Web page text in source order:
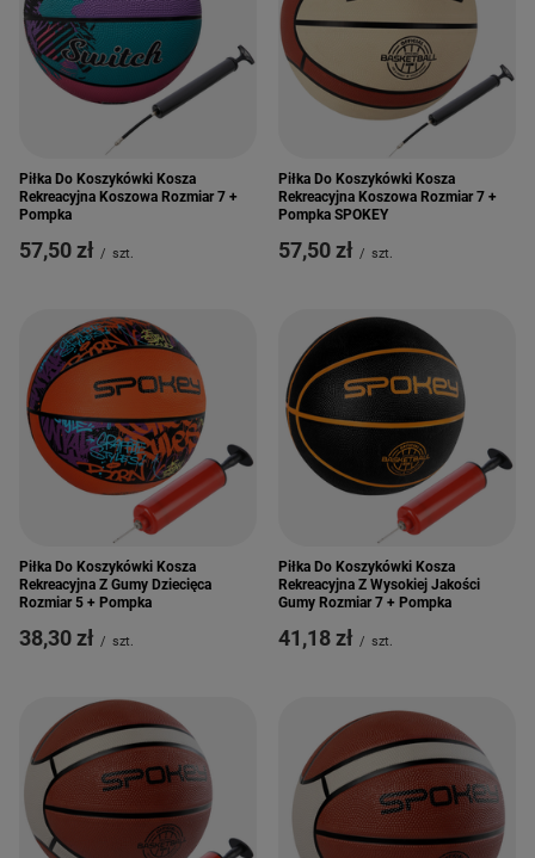
Piłka Do Koszykówki Kosza
Rekreacyjna Koszowa Rozmiar 7 +
Pompka
57,50 zł / szt.
Piłka Do Koszykówki Kosza
Rekreacyjna Koszowa Rozmiar 7 +
Pompka SPOKEY
57,50 zł / szt.
Piłka Do Koszykówki Kosza
Rekreacyjna Z Gumy Dziecięca
Rozmiar 5 + Pompka
38,30 zł / szt.
Piłka Do Koszykówki Kosza
Rekreacyjna Z Wysokiej Jakości
Gumy Rozmiar 7 + Pompka
41,18 zł / szt.